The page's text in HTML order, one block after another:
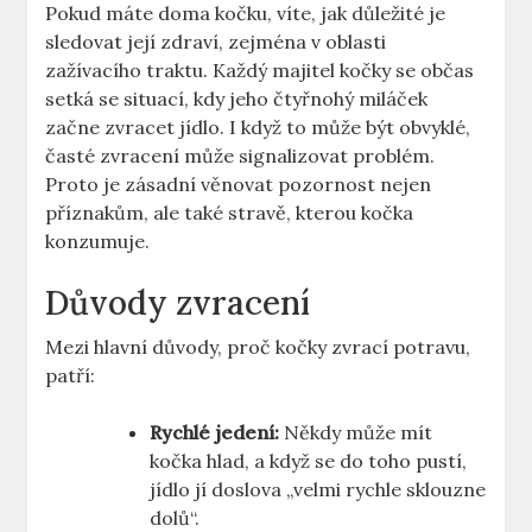
Pokud máte doma kočku, víte, jak důležité je
sledovat její zdraví, zejména v oblasti
zažívacího traktu. Každý majitel kočky se občas
setká se situací, kdy jeho čtyřnohý miláček
začne zvracet jídlo. I když to může být obvyklé,
časté zvracení může signalizovat problém.
Proto je zásadní věnovat pozornost nejen
příznakům, ale také stravě, kterou kočka
konzumuje.
Důvody zvracení
Mezi hlavní důvody, proč kočky zvrací potravu,
patří:
Rychlé jedení: Někdy může mít
kočka hlad, a když se do toho pustí,
jídlo jí doslova „velmi rychle sklouzne
dolů“.